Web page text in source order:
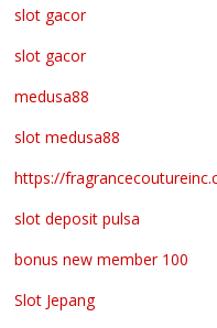
slot gacor
slot gacor
medusa88
slot medusa88
https://
slot deposit pulsa
bonus new member 100
Slot Jepang